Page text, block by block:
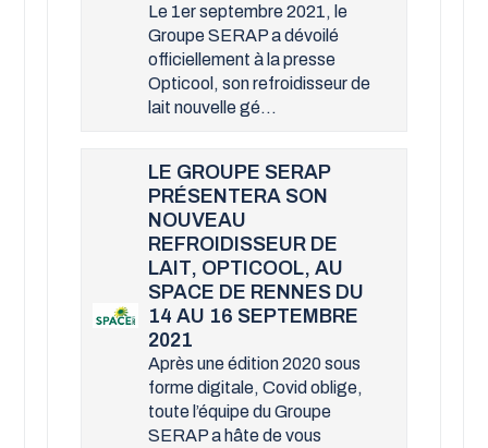
Le 1er septembre 2021, le
Groupe SERAP a dévoilé
officiellement à la presse
Opticool, son refroidisseur de
lait nouvelle gé...
LE GROUPE SERAP
PRÉSENTERA SON
NOUVEAU
REFROIDISSEUR DE
LAIT, OPTICOOL, AU
SPACE DE RENNES DU
14 AU 16 SEPTEMBRE
2021
Après une édition 2020 sous
forme digitale, Covid oblige,
toute l’équipe du Groupe
SERAP a hâte de vous